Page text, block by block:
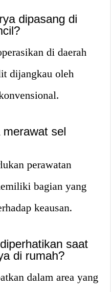
dipasang di
di daerah
dijangkau oleh
sel
perawatan
bagian yang
keausan.
saat
di rumah?
dalam area yang